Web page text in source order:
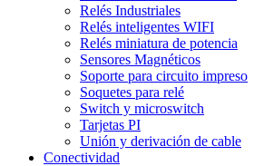
Relés Industriales
Relés inteligentes WIFI
Relés miniatura de potencia
Sensores Magnéticos
Soporte para circuito impreso
Soquetes para relé
Switch y microswitch
Tarjetas PI
Unión y derivación de cable
Conectividad